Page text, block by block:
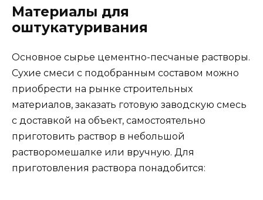
Материалы для
оштукатуривания
Основное сырье цементно-песчаные растворы.
Сухие смеси с подобранным составом можно
приобрести на рынке строительных
материалов, заказать готовую заводскую смесь
с доставкой на объект, самостоятельно
приготовить раствор в небольшой
растворомешалке или вручную. Для
приготовления раствора понадобится: